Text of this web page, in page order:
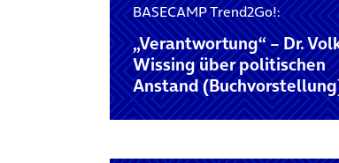
BASECAMP Trend2Go!:
„Verantwortung“ – Dr.
Wissing über politischen
Anstand